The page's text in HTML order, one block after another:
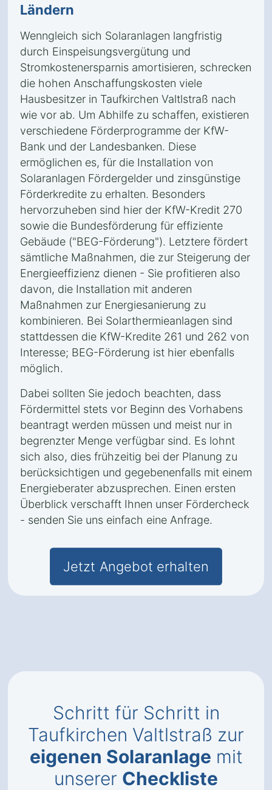
Ländern
Wenngleich sich Solaranlagen langfristig
durch Einspeisungsvergütung und
Stromkostenersparnis amortisieren, schrecken
die hohen Anschaffungskosten viele
Hausbesitzer in Taufkirchen Valtlstraß nach
wie vor ab. Um Abhilfe zu schaffen, existieren
verschiedene Förderprogramme der KfW-
Bank und der Landesbanken. Diese
ermöglichen es, für die Installation von
Solaranlagen Fördergelder und zinsgünstige
Förderkredite zu erhalten. Besonders
hervorzuheben sind hier der KfW-Kredit 270
sowie die Bundesförderung für effiziente
Gebäude ("BEG-Förderung"). Letztere fördert
sämtliche Maßnahmen, die zur Steigerung der
Energieeffizienz dienen - Sie profitieren also
davon, die Installation mit anderen
Maßnahmen zur Energiesanierung zu
kombinieren. Bei Solarthermieanlagen sind
stattdessen die KfW-Kredite 261 und 262 von
Interesse; BEG-Förderung ist hier ebenfalls
möglich.
Dabei sollten Sie jedoch beachten, dass
Fördermittel stets vor Beginn des Vorhabens
beantragt werden müssen und meist nur in
begrenzter Menge verfügbar sind. Es lohnt
sich also, dies frühzeitig bei der Planung zu
berücksichtigen und gegebenenfalls mit einem
Energieberater abzusprechen. Einen ersten
Überblick verschafft Ihnen unser Fördercheck
- senden Sie uns einfach eine Anfrage.
Jetzt Angebot erhalten
Schritt für Schritt in
Taufkirchen Valtlstraß zur
eigenen Solaranlage mit
unserer Checkliste